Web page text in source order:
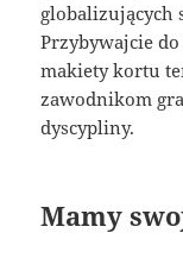
globalizujących
Przybywajcie
makiety kortu
zawodnikom
dyscypliny.
Mamy